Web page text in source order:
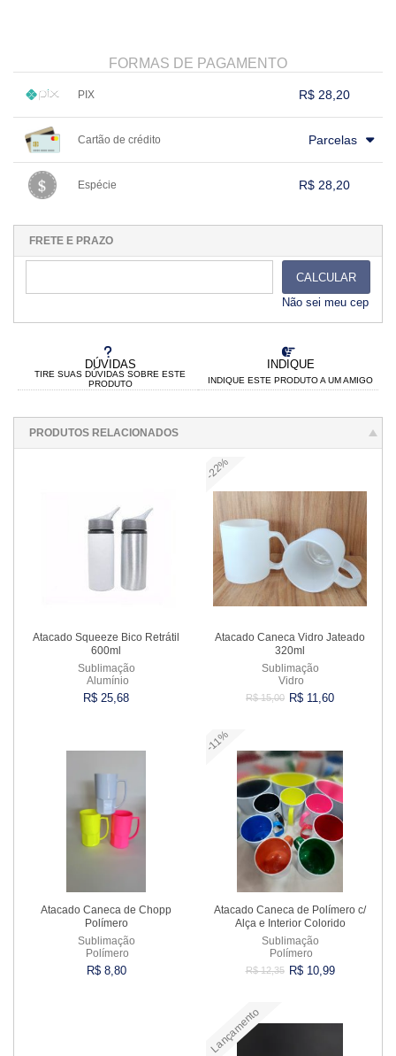
DÚVIDAS
TIRE SUAS DÚVIDAS SOBRE ESTE
PRODUTO
INDIQUE
INDIQUE ESTE PRODUTO A UM AMIGO
FORMAS DE PAGAMENTO
PIX R$ 28,20
..
Cartão de crédito Parcelas
...
Espécie R$ 28,20
..
...
FRETE E PRAZO
CALCULAR
Não sei meu cep
PRODUTOS RELACIONADOS
Atacado Squeeze Bico Retrátil
600ml
Sublimação
Alumínio
R$ 25,68
-22%
Atacado Caneca Vidro Jateado
320ml
Sublimação
Vidro
R$ 15,00 R$ 11,60
Atacado Caneca de Chopp
Polímero
Sublimação
Polímero
R$ 8,80
-11%
Atacado Caneca de Polímero c/
Alça e Interior Colorido
Sublimação
Polímero
R$ 12,35 R$ 10,99
Lançamento